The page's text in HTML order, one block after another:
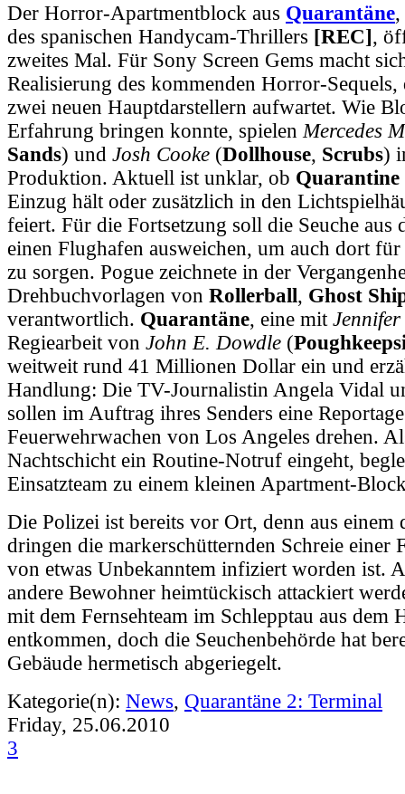
Der Horror-Apartmentblock aus Quarantäne,
des spanischen Handycam-Thrillers [REC],
zweites Mal. Für Sony Screen Gems macht
Realisierung des kommenden Horror-
zwei neuen Hauptdarstellern aufwartet. Wie
Erfahrung bringen konnte, spielen Mercedes
Sands) und Josh Cooke (Dollhouse, Scrubs)
Produktion. Aktuell ist unklar, ob
Einzug hält oder zusätzlich in den
feiert. Für die Fortsetzung soll die Seuche aus
einen Flughafen ausweichen, um auch dort
zu sorgen. Pogue zeichnete in der
Drehbuchvorlagen von Rollerball, Ghost
verantwortlich. Quarantäne, eine mit
Regiearbeit von John E. Dowdle (
weitweit rund 41 Millionen Dollar ein und
Handlung: Die TV-Journalistin Angela Vidal
sollen im Auftrag ihres Senders eine
Feuerwehrwachen von Los Angeles drehen.
Nachtschicht ein Routine-Notruf eingeht,
Einsatzteam zu einem kleinen Apartment-
Die Polizei ist bereits vor Ort, denn aus einem
dringen die markerschütternden Schreie einer
von etwas Unbekanntem infiziert worden ist.
andere Bewohner heimtückisch attackiert
mit dem Fernsehteam im Schlepptau aus dem
entkommen, doch die Seuchenbehörde hat
Gebäude hermetisch abgeriegelt.
Kategorie(n): News, Quarantäne 2: Terminal
Friday, 25.06.2010
3